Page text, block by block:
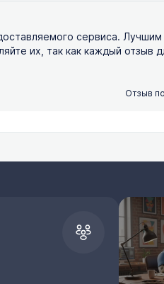
сервиса. Лучшим
их, так как каждый отзыв
Отзыв